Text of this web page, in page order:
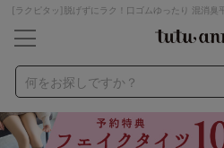
[ラクピタッ]脱げずにラク！口ゴムゆったり 混消
何をお探しですか？